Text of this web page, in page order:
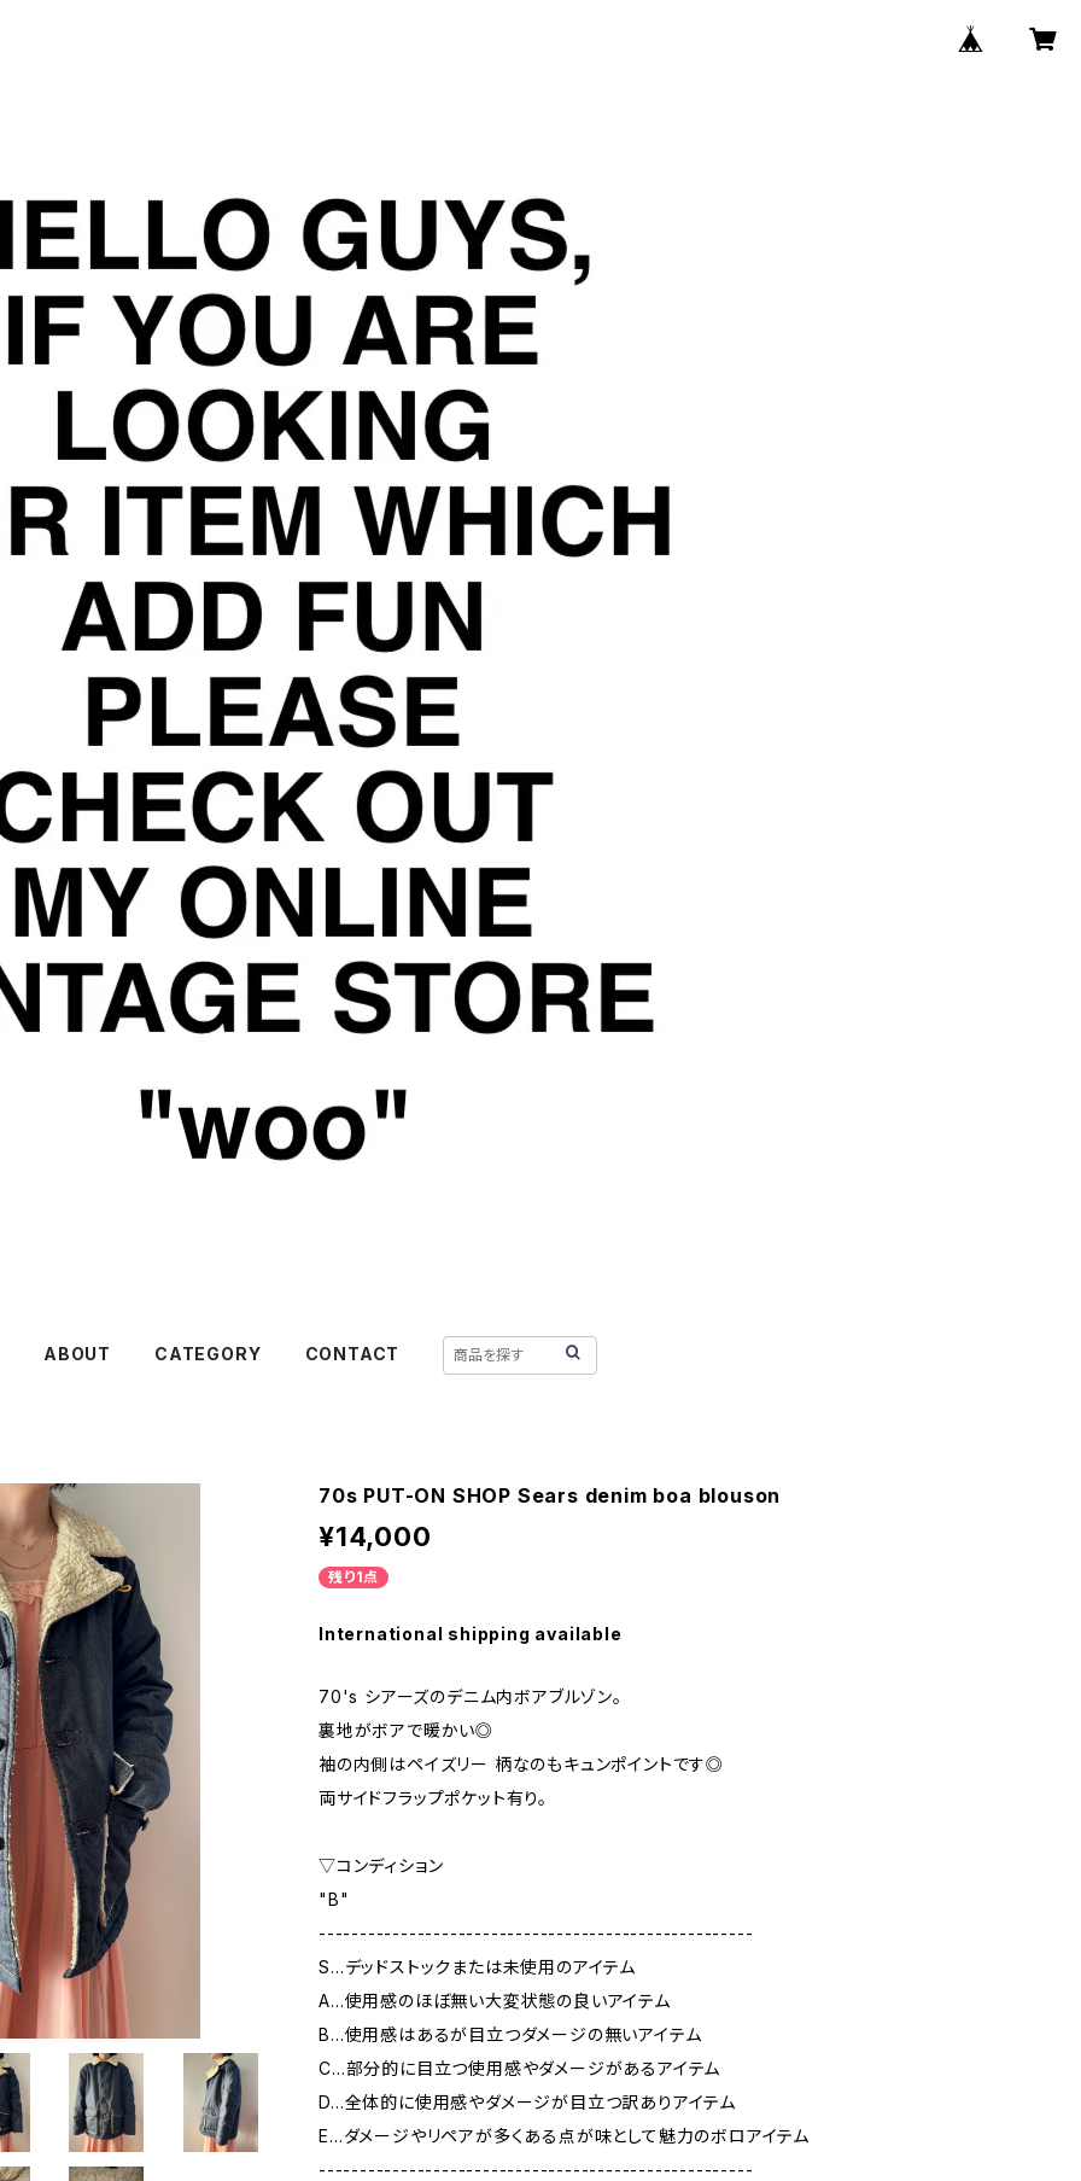
ABOUT CATEGORY CONTACT
70s PUT-ON SHOP Sears denim boa blouson
¥14,000
残り1点
International shipping available
70's シアーズのデニム内ボアブルゾン。
裏地がボアで暖かい◎
袖の内側はペイズリー 柄なのもキュンポイントです◎
両サイドフラップポケット有り。
▽コンディション
"B"
-----------------------------------------------------
S…デッドストックまたは未使用のアイテム
A…使用感のほぼ無い大変状態の良いアイテム
B…使用感はあるが目立つダメージの無いアイテム
C…部分的に目立つ使用感やダメージがあるアイテム
D…全体的に使用感やダメージが目立つ訳ありアイテム
E…ダメージやリペアが多くある点が味として魅力のボロアイテム
-----------------------------------------------------